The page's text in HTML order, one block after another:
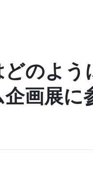
のよう
画展に